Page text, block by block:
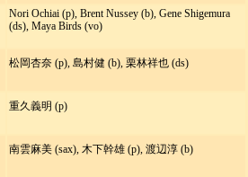
Nori Ochiai (p), Brent Nussey (b), Gene Shigemura
(ds), Maya Birds (vo)
松岡杏奈 (p), 島村健 (b), 栗林祥也 (ds)
重久義明 (p)
南雲麻美 (sax), 木下幹雄 (p), 渡辺淳 (b)